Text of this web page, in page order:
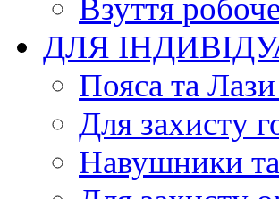
Взуття
ДЛЯ
Пояса та
Для захисту
Навушники